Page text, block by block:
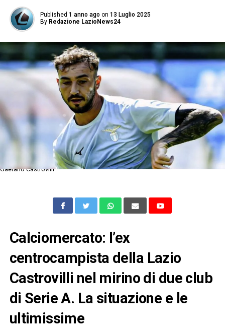
Published 1 anno ago on 13 Luglio 2025
By Redazione LazioNews24
Gaetano Castrovilli
Calciomercato: l’ex
centrocampista della Lazio
Castrovilli nel mirino di due club
di Serie A. La situazione e le
ultimissime